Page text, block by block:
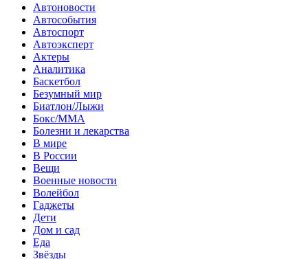
Автоновости
Автособытия
Автоспорт
Автоэксперт
Актеры
Аналитика
Баскетбол
Безумный мир
Биатлон/Лыжи
Бокс/MMA
Болезни и лекарства
В мире
В России
Вещи
Военные новости
Волейбол
Гаджеты
Дети
Дом и сад
Еда
Звёзды